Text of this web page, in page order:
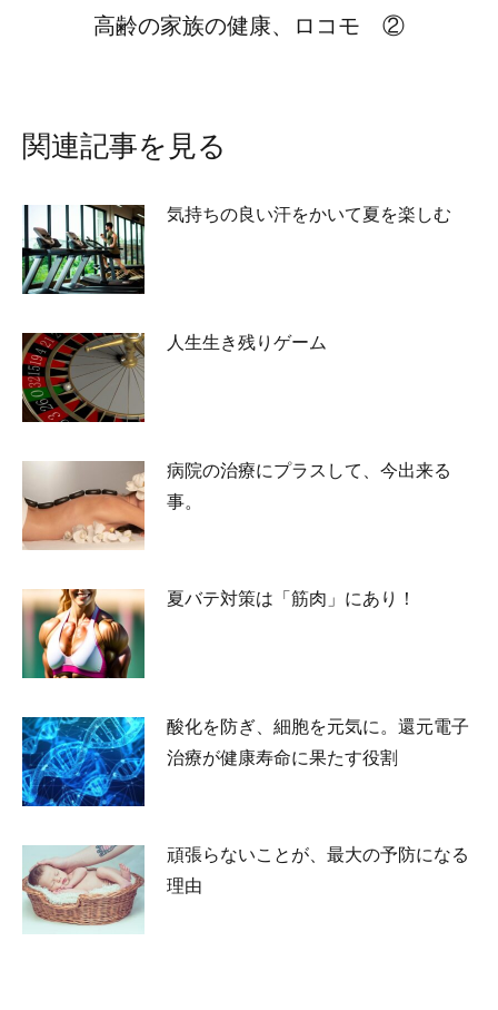
Next
高齢の家族の健康、ロコモ ②
関連記事を見る
気持ちの良い汗をかいて夏を楽しむ
人生生き残りゲーム
病院の治療にプラスして、今出来る
事。
夏バテ対策は「筋肉」にあり！
酸化を防ぎ、細胞を元気に。還元電子
治療が健康寿命に果たす役割
頑張らないことが、最大の予防になる
理由